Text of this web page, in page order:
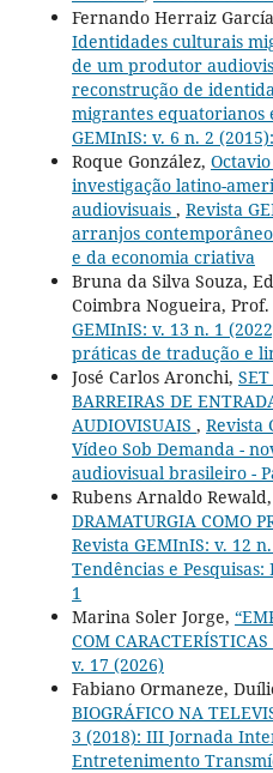
Fernando Herraiz
Identidades culturais
de um produtor
reconstrução de
migrantes equatorianos
GEMInIS: v. 6 n. 2
Roque González,
investigação latino-
audiovisuais , Revista
arranjos
e da economia criativa
Bruna da Silva Souza,
Coimbra Nogueira, Prof.
GEMInIS: v. 13 n. 1
práticas de tradução e
José Carlos Aronchi,
BARREIRAS DE
AUDIOVISUAIS , Revista
Vídeo Sob Demanda -
audiovisual brasileiro -
Rubens Arnaldo
DRAMATURGIA COMO
Revista GEMInIS: v. 12
Tendências e
1
Marina Soler Jorge,
COM
v. 17 (2026)
Fabiano Ormaneze,
BIOGRÁFICO NA
3 (2018): III Jornada
Entretenimento